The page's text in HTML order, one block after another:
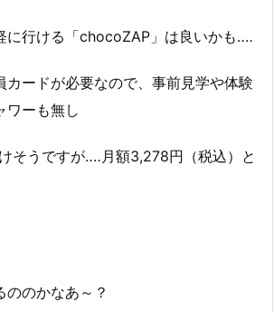
に行ける「chocoZAP」は良いかも‥‥
カードが必要なので、事前見学や体験
ワーも無し
そうですが‥‥月額3,278円（税込）と
のかなあ～？